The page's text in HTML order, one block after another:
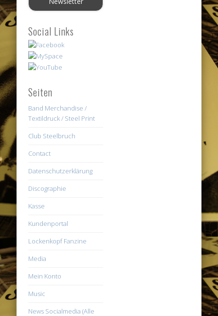
Social Links
Seiten
Band Merchandise /
Textildruck / Steel Print
Club Steelbruch
Contact
Datenschutzerklärung
Discographie
Kasse
Kundenportal
Lockenkopf Fanzine
Media
Mein Konto
Music
News Socialmedia (Alle